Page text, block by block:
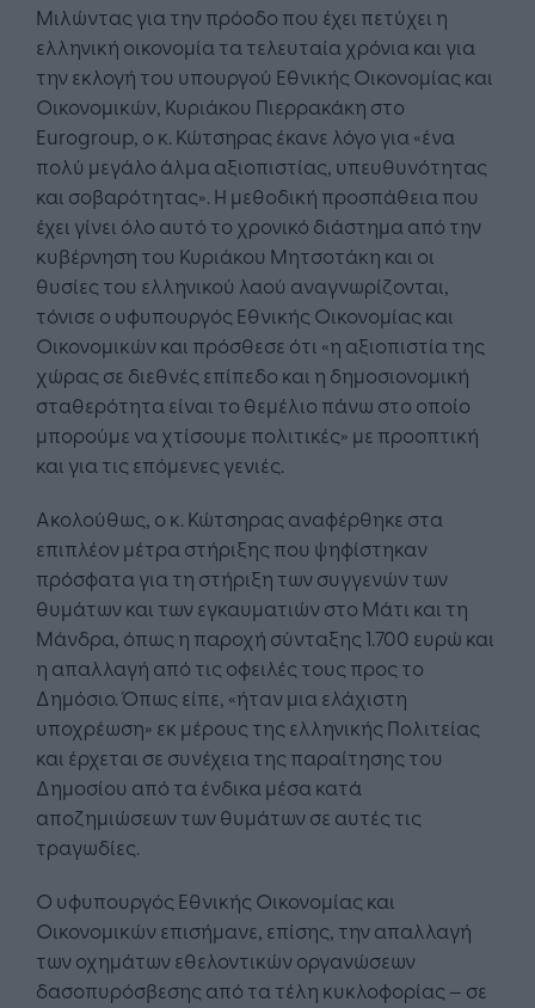
Μιλώντας για την πρόοδο που έχει πετύχει η
ελληνική οικονομία τα τελευταία χρόνια και για
την εκλογή του υπουργού Εθνικής Οικονομίας και
Οικονομικών, Κυριάκου Πιερρακάκη στο
Eurogroup, ο κ. Κώτσηρας έκανε λόγο για «ένα
πολύ μεγάλο άλμα αξιοπιστίας, υπευθυνότητας
και σοβαρότητας». Η μεθοδική προσπάθεια που
έχει γίνει όλο αυτό το χρονικό διάστημα από την
κυβέρνηση του Κυριάκου Μητσοτάκη και οι
θυσίες του ελληνικού λαού αναγνωρίζονται,
τόνισε ο υφυπουργός Εθνικής Οικονομίας και
Οικονομικών και πρόσθεσε ότι «η αξιοπιστία της
χώρας σε διεθνές επίπεδο και η δημοσιονομική
σταθερότητα είναι το θεμέλιο πάνω στο οποίο
μπορούμε να χτίσουμε πολιτικές» με προοπτική
και για τις επόμενες γενιές.
Ακολούθως, ο κ. Κώτσηρας αναφέρθηκε στα
επιπλέον μέτρα στήριξης που ψηφίστηκαν
πρόσφατα για τη στήριξη των συγγενών των
θυμάτων και των εγκαυματιών στο Μάτι και τη
Μάνδρα, όπως η παροχή σύνταξης 1.700 ευρώ και
η απαλλαγή από τις οφειλές τους προς το
Δημόσιο. Όπως είπε, «ήταν μια ελάχιστη
υποχρέωση» εκ μέρους της ελληνικής Πολιτείας
και έρχεται σε συνέχεια της παραίτησης του
Δημοσίου από τα ένδικα μέσα κατά
αποζημιώσεων των θυμάτων σε αυτές τις
τραγωδίες.
Ο υφυπουργός Εθνικής Οικονομίας και
Οικονομικών επισήμανε, επίσης, την απαλλαγή
των οχημάτων εθελοντικών οργανώσεων
δασοπυρόσβεσης από τα τέλη κυκλοφορίας – σε